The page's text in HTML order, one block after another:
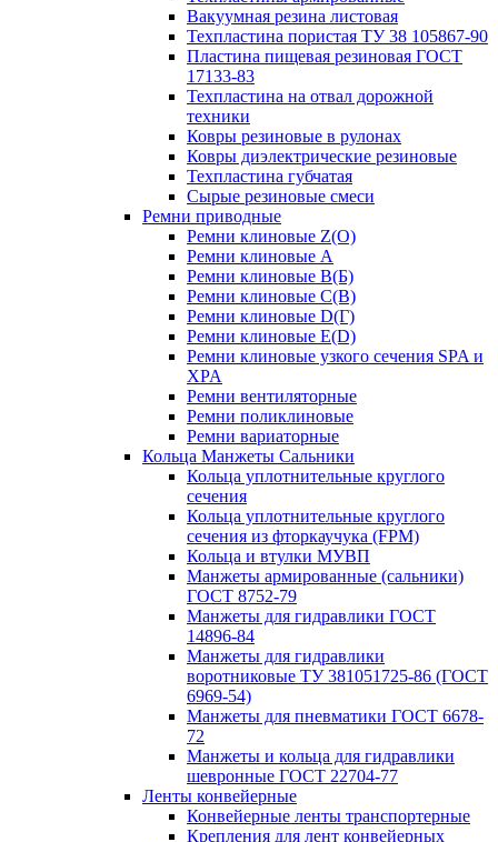
Вакуумная резина листовая
Техпластина пористая ТУ 38 105867-90
Пластина пищевая резиновая ГОСТ
17133-83
Техпластина на отвал дорожной
техники
Ковры резиновые в рулонах
Ковры диэлектрические резиновые
Техпластина губчатая
Сырые резиновые смеси
Ремни приводные
Ремни клиновые Z(О)
Ремни клиновые A
Ремни клиновые B(Б)
Ремни клиновые C(В)
Ремни клиновые D(Г)
Ремни клиновые Е(D)
Ремни клиновые узкого сечения SPA и
XPA
Ремни вентиляторные
Ремни поликлиновые
Ремни вариаторные
Кольца Манжеты Сальники
Кольца уплотнительные круглого
сечения
Кольца уплотнительные круглого
сечения из фторкаучука (FPM)
Кольца и втулки МУВП
Манжеты армированные (сальники)
ГОСТ 8752-79
Манжеты для гидравлики ГОСТ
14896-84
Манжеты для гидравлики
воротниковые ТУ 381051725-86 (ГОСТ
6969-54)
Манжеты для пневматики ГОСТ 6678-
72
Манжеты и кольца для гидравлики
шевронные ГОСТ 22704-77
Ленты конвейерные
Конвейерные ленты транспортерные
Крепления для лент конвейерных